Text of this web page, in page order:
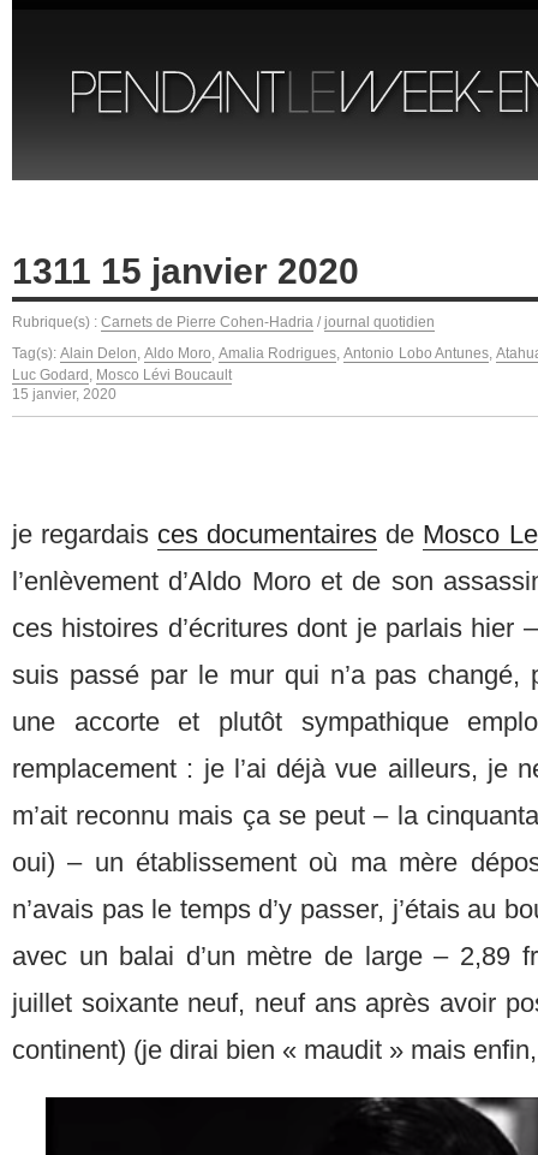
1311 15 janvier 2020
Rubrique(s) : Carnets de Pierre Cohen-Hadria / journal quotidien
Tag(s): Alain Delon, Aldo Moro, Amalia Rodrigues, Antonio Lobo Antunes,
Luc Godard , Mosco Lévi Boucault
15 janvier, 2020
je regardais ces documentaires de Mosco
l’enlèvement d’Aldo Moro et de son
ces histoires d’écritures dont je parlais hier
suis passé par le mur qui n’a pas changé,
une accorte et plutôt sympathique
remplacement : je l’ai déjà vue ailleurs, je
m’ait reconnu mais ça se peut – la
oui) – un établissement où ma mère
n’avais pas le temps d’y passer, j’étais au
avec un balai d’un mètre de large – 2,89
juillet soixante neuf, neuf ans après avoir
continent) (je dirai bien « maudit » mais